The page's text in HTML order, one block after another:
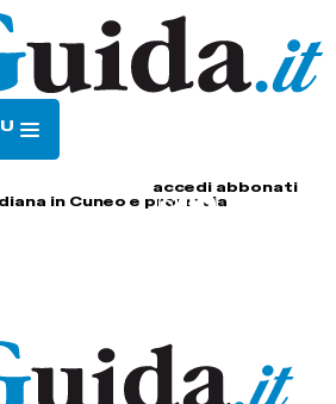
accedi abbonati
in Cuneo e provincia